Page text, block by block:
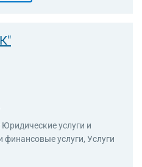
Юридические услуги и
финансовые услуги, Услуги